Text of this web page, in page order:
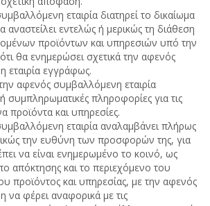
εταιρία διατηρεί το δικαίωμα
αναστείλει εντελώς ή μερικώς τη διάθεση
προϊόντων και υπηρεσιών υπό την
θα ενημερώσει σχετικά την αφενός
εταιρία εγγράφως.
αφενός συμβαλλόμενη εταιρία
ή συμπληρωματικές πληροφορίες για τις
προϊόντα και υπηρεσίες.
εταιρία αναλαμβάνει πλήρως
την ευθύνη των προσφορών της, για
να είναι ενημερωμένο το κοινό, ως
απόκτησης και το περιεχόμενο του
προϊόντος και υπηρεσίας, με την αφενός
να φέρει αναφορικά με τις